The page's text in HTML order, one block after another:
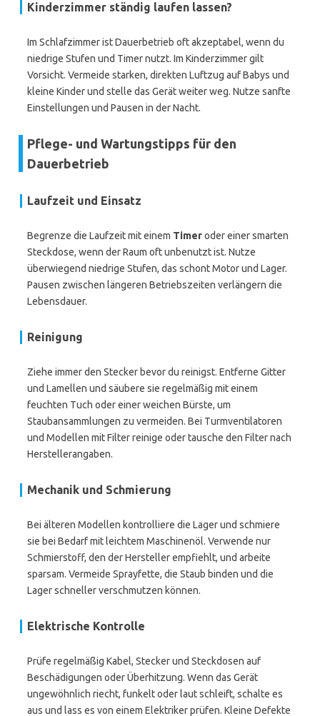
Kinderzimmer ständig laufen lassen?
Im Schlafzimmer ist Dauerbetrieb oft akzeptabel, wenn du
niedrige Stufen und Timer nutzt. Im Kinderzimmer gilt
Vorsicht. Vermeide starken, direkten Luftzug auf Babys und
kleine Kinder und stelle das Gerät weiter weg. Nutze sanfte
Einstellungen und Pausen in der Nacht.
Pflege- und Wartungstipps für den
Dauerbetrieb
Laufzeit und Einsatz
Begrenze die Laufzeit mit einem Timeroder einer smarten
Steckdose, wenn der Raum oft unbenutzt ist. Nutze
überwiegend niedrige Stufen, das schont Motor und Lager.
Pausen zwischen längeren Betriebszeiten verlängern die
Lebensdauer.
Reinigung
Ziehe immer den Stecker bevor du reinigst. Entferne Gitter
und Lamellen und säubere sie regelmäßig mit einem
feuchten Tuch oder einer weichen Bürste, um
Staubansammlungen zu vermeiden. Bei Turmventilatoren
und Modellen mit Filter reinige oder tausche den Filter nach
Herstellerangaben.
Mechanik und Schmierung
Bei älteren Modellen kontrolliere die Lager und schmiere
sie bei Bedarf mit leichtem Maschinenöl. Verwende nur
Schmierstoff, den der Hersteller empfiehlt, und arbeite
sparsam. Vermeide Sprayfette, die Staub binden und die
Lager schneller verschmutzen können.
Elektrische Kontrolle
Prüfe regelmäßig Kabel, Stecker und Steckdosen auf
Beschädigungen oder Überhitzung. Wenn das Gerät
ungewöhnlich riecht, funkelt oder laut schleift, schalte es
aus und lass es von einem Elektriker prüfen. Kleine Defekte